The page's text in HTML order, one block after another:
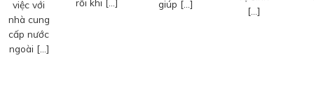
việc với
nhà cung
cấp nước
ngoài […]
giúp […]
[…]